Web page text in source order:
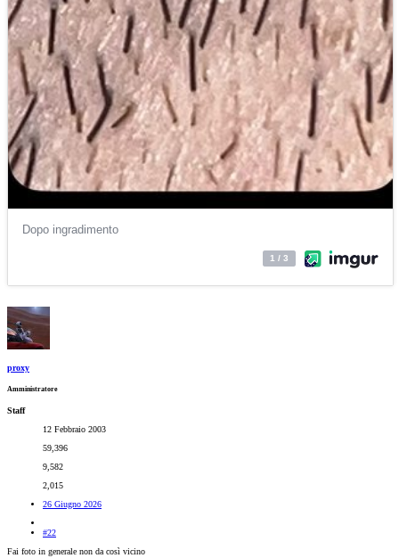
proxy
Amministratore
Staff
12 Febbraio 2003
59,396
9,582
2,015
26 Giugno 2026
#22
Fai foto in generale non da così vicino